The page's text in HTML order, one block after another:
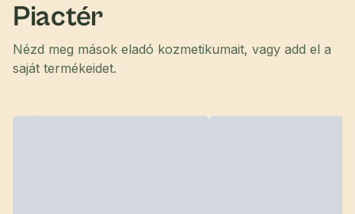
Piactér
Nézd meg mások eladó kozmetikumait, vagy add el a
saját termékeidet.